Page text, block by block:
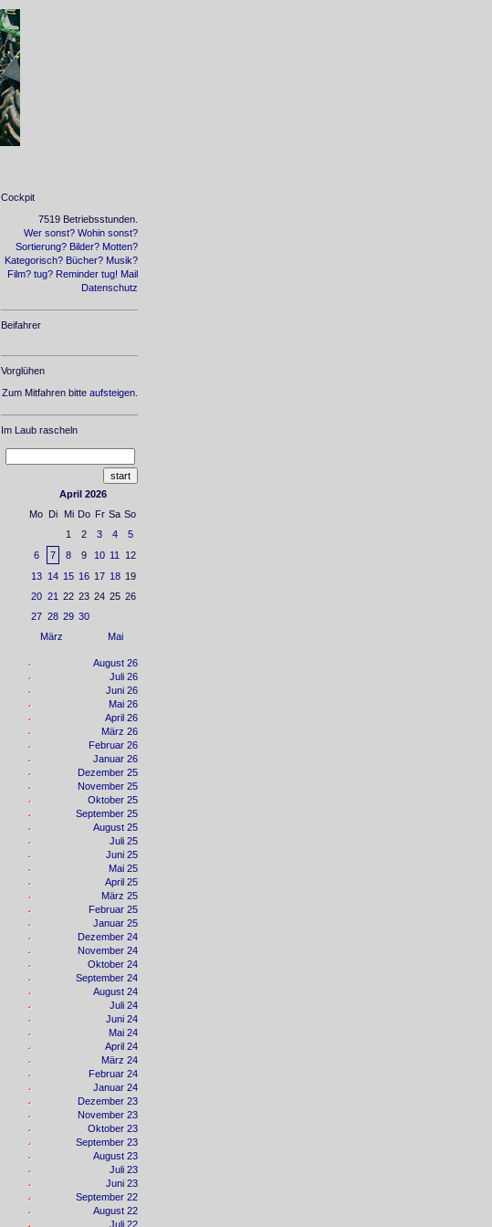
Cockpit
7519 Betriebsstunden.
Wer sonst? Wohin sonst?
Sortierung? Bilder? Motten?
Kategorisch? Bücher? Musik?
Film? tug? Reminder tug! Mail
Datenschutz
Beifahrer
Vorglühen
Zum Mitfahren bitteaufsteigen
Im Laub rascheln
April 2026
Mo Di Mi Do Fr Sa So
1
2 3 4
5
6
7 8 9 10 11
12
13 14 15 16 17 18 19
20 21 22 23 24 25 26
27 28 29 30
März
Mai
August 26
Juli 26
Juni 26
Mai 26
April 26
März 26
Februar 26
Januar 26
Dezember 25
November 25
Oktober 25
September 25
August 25
Juli 25
Juni 25
Mai 25
April 25
März 25
Februar 25
Januar 25
Dezember 24
November 24
Oktober 24
September 24
August 24
Juli 24
Juni 24
Mai 24
April 24
März 24
Februar 24
Januar 24
Dezember 23
November 23
Oktober 23
September 23
August 23
Juli 23
Juni 23
September 22
August 22
Juli 22